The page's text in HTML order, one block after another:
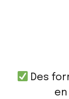
Des